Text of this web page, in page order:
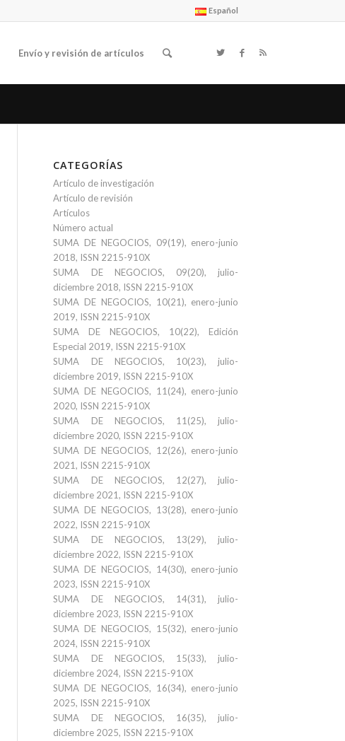
Español
Envío y revisión de artículos
CATEGORÍAS
Artículo de investigación
Artículo de revisión
Artículos
Número actual
SUMA DE NEGOCIOS, 09(19), enero-junio
2018, ISSN 2215-910X
SUMA DE NEGOCIOS, 09(20), julio-
diciembre 2018, ISSN 2215-910X
SUMA DE NEGOCIOS, 10(21), enero-junio
2019, ISSN 2215-910X
SUMA DE NEGOCIOS, 10(22), Edición
Especial 2019, ISSN 2215-910X
SUMA DE NEGOCIOS, 10(23), julio-
diciembre 2019, ISSN 2215-910X
SUMA DE NEGOCIOS, 11(24), enero-junio
2020, ISSN 2215-910X
SUMA DE NEGOCIOS, 11(25), julio-
diciembre 2020, ISSN 2215-910X
SUMA DE NEGOCIOS, 12(26), enero-junio
2021, ISSN 2215-910X
SUMA DE NEGOCIOS, 12(27), julio-
diciembre 2021, ISSN 2215-910X
SUMA DE NEGOCIOS, 13(28), enero-junio
2022, ISSN 2215-910X
SUMA DE NEGOCIOS, 13(29), julio-
diciembre 2022, ISSN 2215-910X
SUMA DE NEGOCIOS, 14(30), enero-junio
2023, ISSN 2215-910X
SUMA DE NEGOCIOS, 14(31), julio-
diciembre 2023, ISSN 2215-910X
SUMA DE NEGOCIOS, 15(32), enero-junio
2024, ISSN 2215-910X
SUMA DE NEGOCIOS, 15(33), julio-
diciembre 2024, ISSN 2215-910X
SUMA DE NEGOCIOS, 16(34), enero-junio
2025, ISSN 2215-910X
SUMA DE NEGOCIOS, 16(35), julio-
diciembre 2025, ISSN 2215-910X